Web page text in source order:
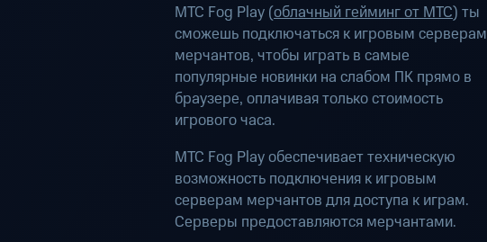
МТС Fog Play (облачный гейминг от МТС) ты
сможешь подключаться к игровым серверам
мерчантов, чтобы играть в самые
популярные новинки на слабом ПК прямо в
браузере, оплачивая только стоимость
игрового часа.
МТС Fog Play обеспечивает техническую
возможность подключения к игровым
серверам мерчантов для доступа к играм.
Серверы предоставляются мерчантами.